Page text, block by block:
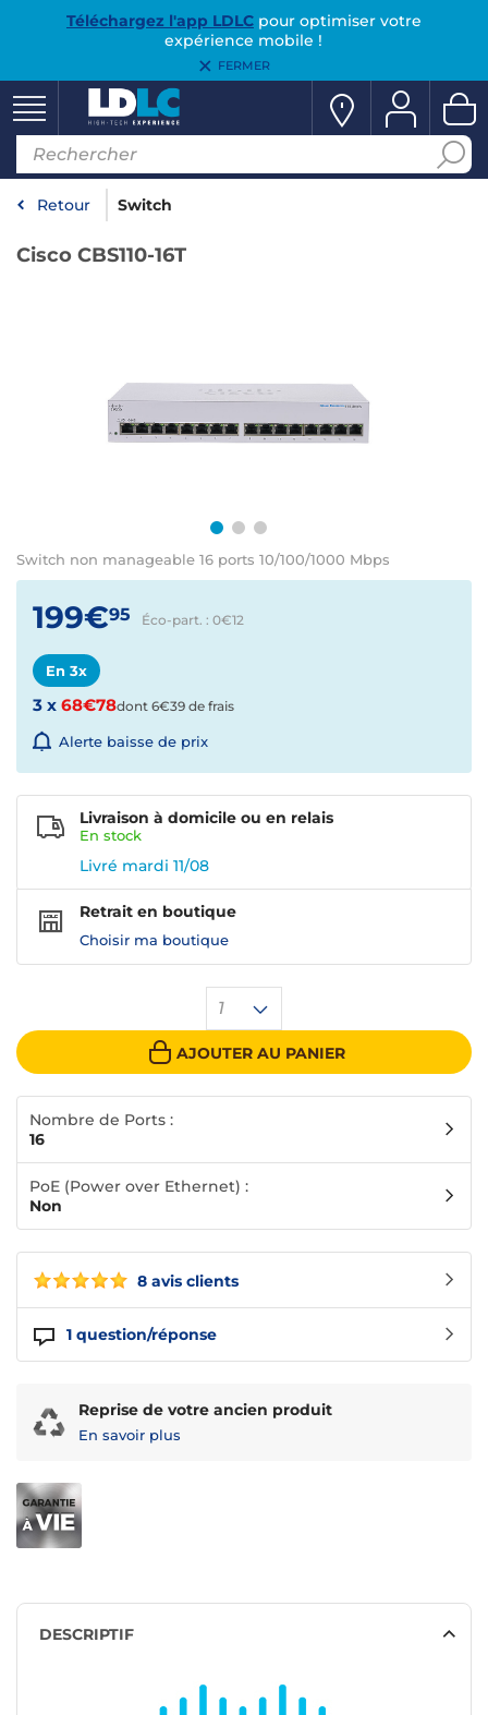
Téléchargez l'app LDLCpour optimiser votre
expérience mobile !
FERMER
Retour Switch
Cisco CBS110-16T
Switch non manageable 16 ports 10/100/1000 Mbps
8 avis clients
1 question/réponse
199€95 Éco-part. : 0€12
En 3x
3 x 68€78dont 6€39 de frais
Alerte baisse de prix
1
AJOUTER AU PANIER
Livraison à domicile ou en relais
En stock
Livré mardi 11/08
Retrait en boutique
Choisir ma boutique
Nombre de Ports :
16
PoE (Power over Ethernet) :
Non
Reprise de votre ancien produit
En savoir plus
DESCRIPTIF